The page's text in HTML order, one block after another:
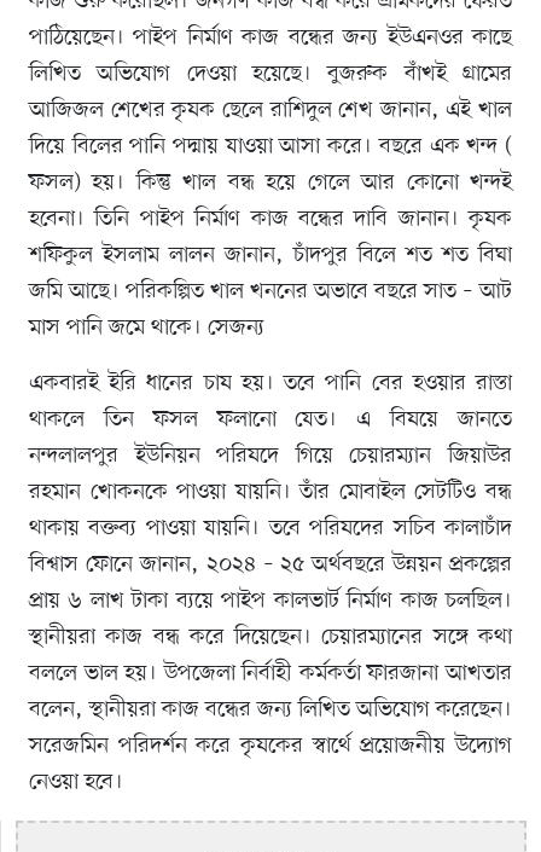
পাঠিয়েছেন। পাইপ নির্মাণ কাজ বন্ধের জন্য ইউএনওর কাছে
লিখিত অভিযোগ দেওয়া হয়েছে। বুজরুক বাঁখই গ্রামের
আজিজল শেখের কৃষক ছেলে রাশিদুল শেখ জানান, এই খাল
দিয়ে বিলের পানি পদ্মায় যাওয়া আসা করে। বছরে এক খন্দ (
ফসল) হয়। কিন্তু খাল বন্ধ হয়ে গেলে আর কোনো খন্দই
হবেনা। তিনি পাইপ নির্মাণ কাজ বন্ধের দাবি জানান। কৃষক
শফিকুল ইসলাম লালন জানান, চাঁদপুর বিলে শত শত বিঘা
জমি আছে। পরিকল্পিত খাল খননের অভাবে বছরে সাত – আট
মাস পানি জমে থাকে। সেজন্য
একবারই ইরি ধানের চাষ হয়। তবে পানি বের হওয়ার রাস্তা
থাকলে তিন ফসল ফলানো যেত। এ বিষয়ে জানতে
নন্দলালপুর ইউনিয়ন পরিষদে গিয়ে চেয়ারম্যান জিয়াউর
রহমান খোকনকে পাওয়া যায়নি। তাঁর মোবাইল সেটটিও বন্ধ
থাকায় বক্তব্য পাওয়া যায়নি। তবে পরিষদের সচিব কালাচাঁদ
বিশ্বাস ফোনে জানান, ২০২৪ – ২৫ অর্থবছরে উন্নয়ন প্রকল্পের
প্রায় ৬ লাখ টাকা ব্যয়ে পাইপ কালভার্ট নির্মাণ কাজ চলছিল।
স্থানীয়রা কাজ বন্ধ করে দিয়েছেন। চেয়ারম্যানের সঙ্গে কথা
বললে ভাল হয়। উপজেলা নির্বাহী কর্মকর্তা ফারজানা আখতার
বলেন, স্থানীয়রা কাজ বন্ধের জন্য লিখিত অভিযোগ করেছেন।
সরেজমিন পরিদর্শন করে কৃষকের স্বার্থে প্রয়োজনীয় উদ্যোগ
নেওয়া হবে।